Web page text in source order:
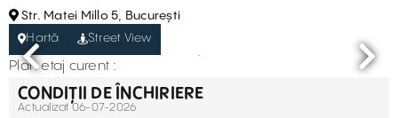
Str. Matei Millo 5, București
Hartă
Street View
Plan etaj curent :
CONDIȚII DE ÎNCHIRIERE
Actualizat 06-07-2026